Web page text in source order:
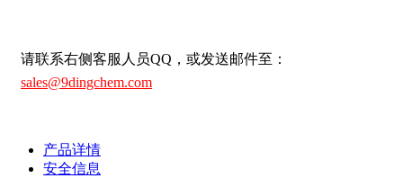
请联系右侧客服人员QQ，或发送邮件至：
sales@9dingchem.com
产品详情
安全信息